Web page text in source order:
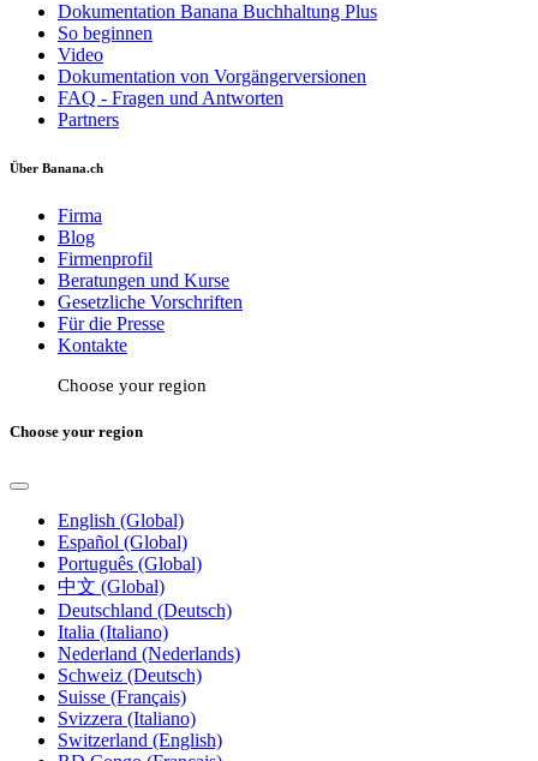
Dokumentation Banana Buchhaltung Plus
So beginnen
Video
Dokumentation von Vorgängerversionen
FAQ - Fragen und Antworten
Partners
Über Banana.ch
Firma
Blog
Firmenprofil
Beratungen und Kurse
Gesetzliche Vorschriften
Für die Presse
Kontakte
Choose your region
Choose your region
English (Global)
Español (Global)
Português (Global)
中文 (Global)
Deutschland (Deutsch)
Italia (Italiano)
Nederland (Nederlands)
Schweiz (Deutsch)
Suisse (Français)
Svizzera (Italiano)
Switzerland (English)